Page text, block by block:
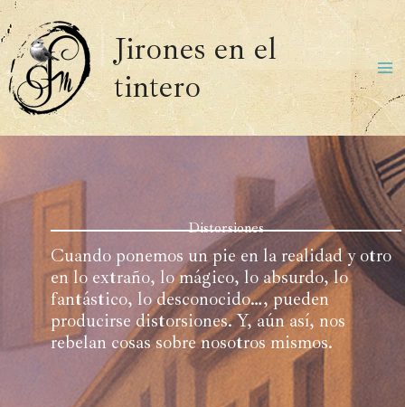
Ir
al
contenido
Jirones en el
tintero
Distorsiones
Cuando ponemos un pie en la realidad y otro
en lo extraño, lo mágico, lo absurdo, lo
fantástico, lo desconocido…, pueden
producirse distorsiones. Y, aún así, nos
rebelan cosas sobre nosotros mismos.